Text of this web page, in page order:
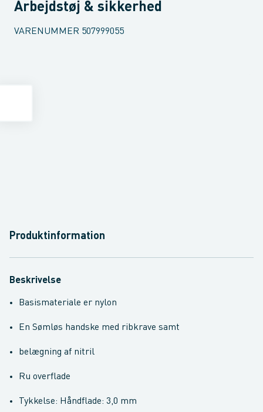
Arbejdstøj & sikkerhed
VARENUMMER 507999055
Produktinformation
Beskrivelse
Basismateriale er nylon
En Sømløs handske med ribkrave samt
belægning af nitril
Ru overflade
Tykkelse: Håndflade: 3,0 mm